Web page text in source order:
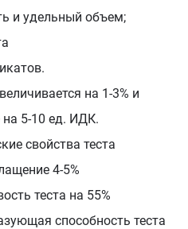
и удельный объем;
на 1-3% и
на 5-10 ед. ИДК.
свойства теста
4-5%
теста на 55%
способность теста